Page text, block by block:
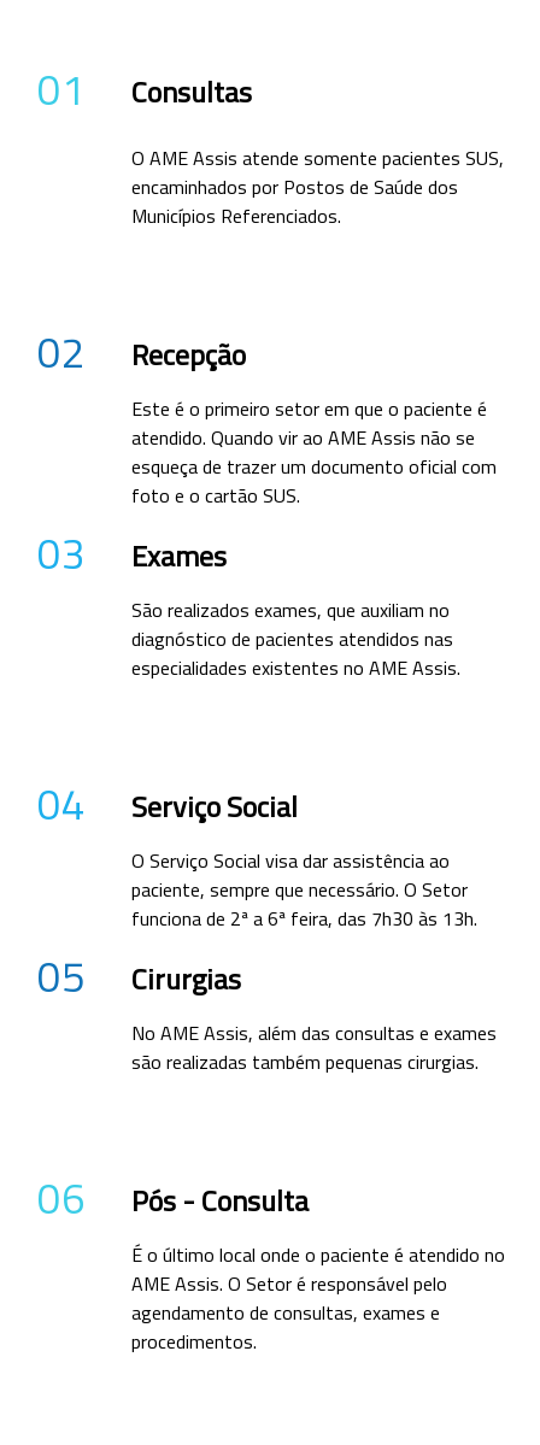
01 Consultas
O AME Assis atende somente pacientes SUS,
encaminhados por Postos de Saúde dos
Municípios Referenciados.
02 Recepção
Este é o primeiro setor em que o paciente é
atendido. Quando vir ao AME Assis não se
esqueça de trazer um documento oficial com
foto e o cartão SUS.
03 Exames
São realizados exames, que auxiliam no
diagnóstico de pacientes atendidos nas
especialidades existentes no AME Assis.
04 Serviço Social
O Serviço Social visa dar assistência ao
paciente, sempre que necessário. O Setor
funciona de 2ª a 6ª feira, das 7h30 às 13h.
05 Cirurgias
No AME Assis, além das consultas e exames
são realizadas também pequenas cirurgias.
06 Pós - Consulta
É o último local onde o paciente é atendido no
AME Assis. O Setor é responsável pelo
agendamento de consultas, exames e
procedimentos.